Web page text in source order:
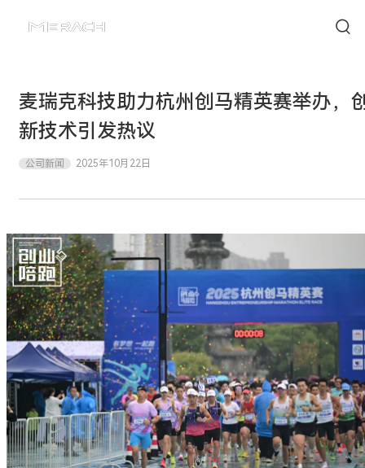
麦瑞克科技助力杭州创马精英赛举办，
新技术引发热议
公司新闻 2025年10月22日